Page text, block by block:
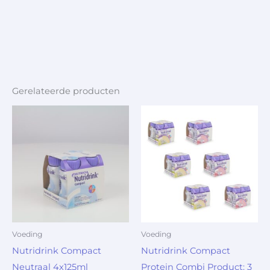
Gerelateerde producten
Voeding
Nutridrink Compact
Neutraal 4x125ml
Voeding
Nutridrink Compact
Protein Combi Product: 3